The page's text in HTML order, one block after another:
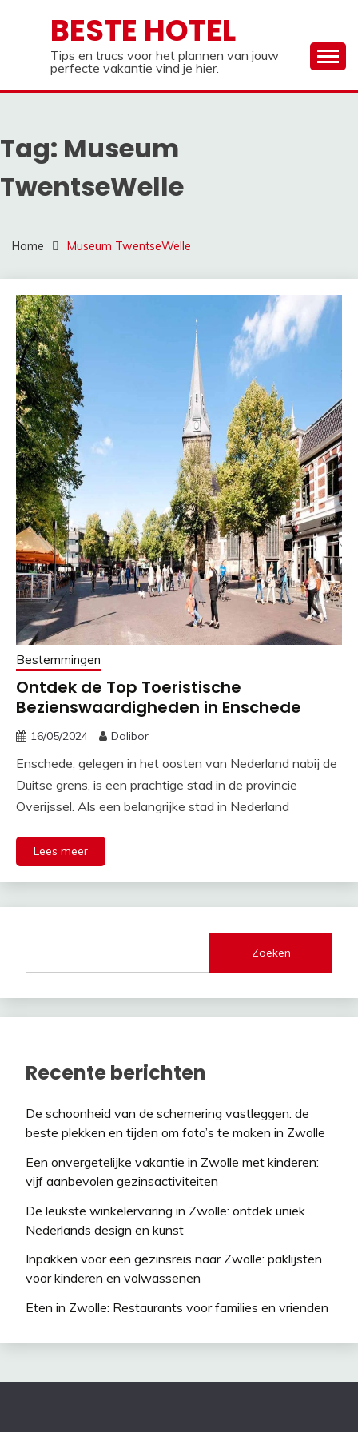
BESTE HOTEL
Tips en trucs voor het plannen van jouw
perfecte vakantie vind je hier.
Tag: Museum
TwentseWelle
Home Museum TwentseWelle
Bestemmingen
Ontdek de Top Toeristische
Bezienswaardigheden in Enschede
16/05/2024 Dalibor
Enschede, gelegen in het oosten van Nederland nabij de
Duitse grens, is een prachtige stad in de provincie
Overijssel. Als een belangrijke stad in Nederland
Lees meer
Zoeken
Recente berichten
De schoonheid van de schemering vastleggen: de
beste plekken en tijden om foto’s te maken in Zwolle
Een onvergetelijke vakantie in Zwolle met kinderen:
vijf aanbevolen gezinsactiviteiten
De leukste winkelervaring in Zwolle: ontdek uniek
Nederlands design en kunst
Inpakken voor een gezinsreis naar Zwolle: paklijsten
voor kinderen en volwassenen
Eten in Zwolle: Restaurants voor families en vrienden